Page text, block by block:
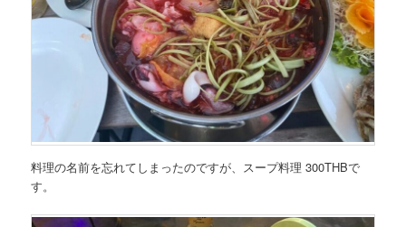
料理の名前を忘れてしまったのですが、スープ料理 300THBで
す。